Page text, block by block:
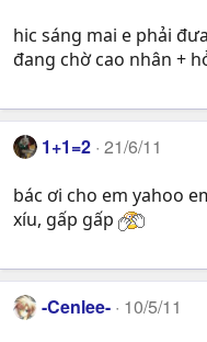
hic sáng mai e phải
đang chờ cao nhân +
1+1=2 21/6/11
bác ơi cho em yahoo
xíu, gấp gấp
-Cenlee- 10/5/11